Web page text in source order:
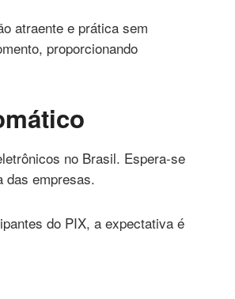
atraente e prática sem
proporcionando
no Brasil. Espera-se
das empresas.
do PIX, a expectativa é